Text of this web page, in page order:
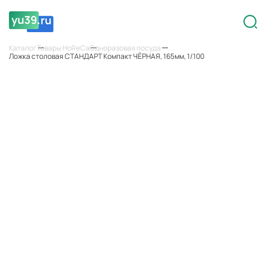
КаталогТовары HoReCaОдноразовая посуда
Ложка столовая СТАНДАРТ Компакт ЧЁРНАЯ, 165мм, 1/100